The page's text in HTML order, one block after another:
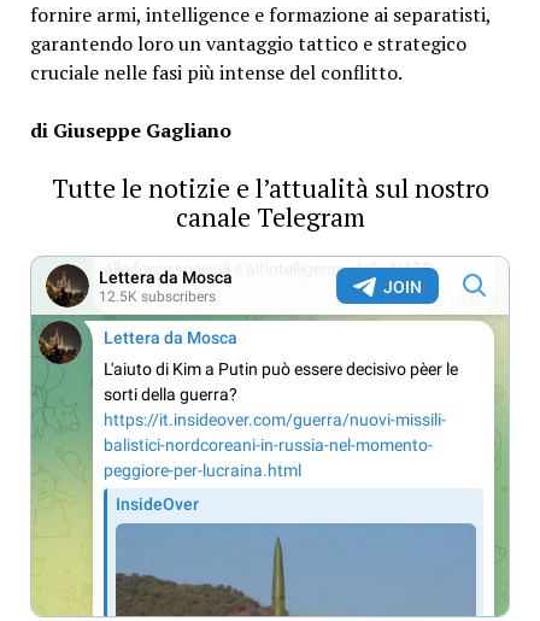
fornire armi, intelligence e formazione ai separatisti,
garantendo loro un vantaggio tattico e strategico
cruciale nelle fasi più intense del conflitto.
di Giuseppe Gagliano
Tutte le notizie e l’attualità sul nostro
canale Telegram